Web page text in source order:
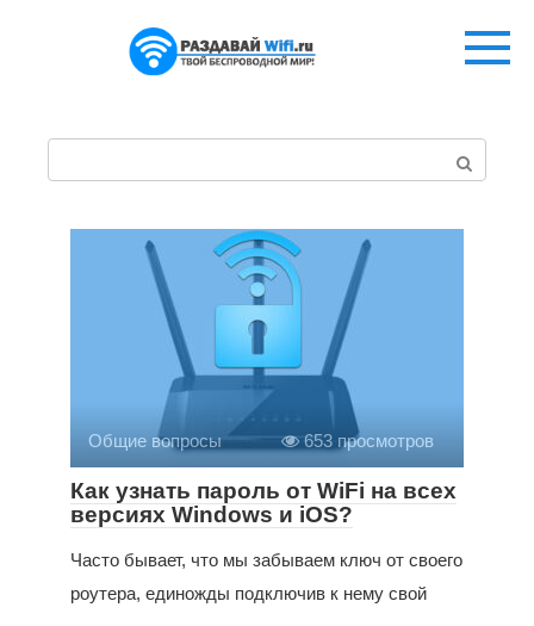
и
с
к
:
Общие вопросы 653 просмотров
Как узнать пароль от WiFi на всех
версиях Windows и iOS?
Часто бывает, что мы забываем ключ от своего
роутера, единожды подключив к нему свой